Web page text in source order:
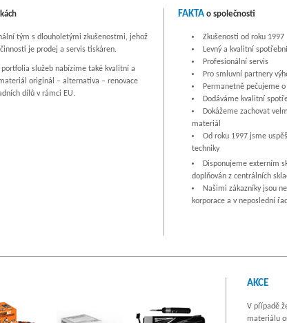
tým s dlouholetými zkušenostmi, jehož
je prodej a servis tiskáren.
služeb nabízíme také kvalitní a
originál – alternativa – renovace
dílů v rámci EU.
FAKTA o společnosti
Zkušenosti od roku 1997
Levný a kvalitní
Profesionální servis
Pro smluvní partnery
Permanetně pečujeme
Dodáváme kvalitní
Dokážeme zachovat
materiál
Od roku 1997 jsme
techniky
Disponujeme externím
doplňován z centrálních
Našimi zákazníky jsou
korporace a v neposlední
AKCE
V případě
materiálu